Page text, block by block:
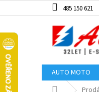
na
485 150 621
AUTO MOTO
Domů